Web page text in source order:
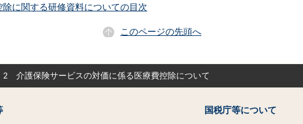
に関する研修資料についての目次
このページの先頭へ
2 介護保険サービスの対価に係る医療費控除について
国税庁等について